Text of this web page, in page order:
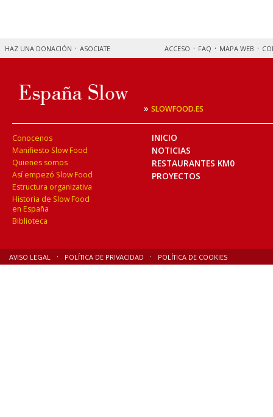
HAZ UNA DONACIÓN ASOCIATE ACCESO FAQ MAPA WEB
» SLOWFOOD.ES
Conocenos
Manifiesto Slow Food
Quienes somos
Así empezó Slow Food
Estructura organizativa
Historia de Slow Food
en España
Biblioteca
INICIO
NOTICIAS
RESTAURANTES KM0
PROYECTOS
AVISO LEGAL POLÍTICA DE PRIVACIDAD POLÍTICA DE COOKIES